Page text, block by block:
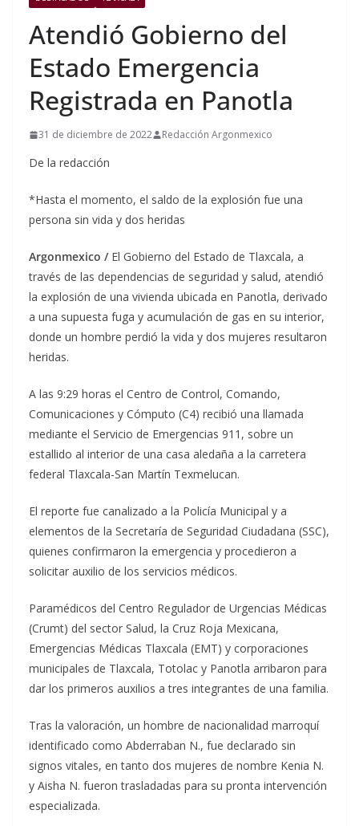
Atendió Gobierno del
Estado Emergencia
Registrada en Panotla
31 de diciembre de 2022 Redacción Argonmexico
De la redacción
*Hasta el momento, el saldo de la explosión fue una
persona sin vida y dos heridas
Argonmexico /El Gobierno del Estado de Tlaxcala, a
través de las dependencias de seguridad y salud, atendió
la explosión de una vivienda ubicada en Panotla, derivado
a una supuesta fuga y acumulación de gas en su interior,
donde un hombre perdió la vida y dos mujeres resultaron
heridas.
A las 9:29 horas el Centro de Control, Comando,
Comunicaciones y Cómputo (C4) recibió una llamada
mediante el Servicio de Emergencias 911, sobre un
estallido al interior de una casa aledaña a la carretera
federal Tlaxcala-San Martín Texmelucan.
El reporte fue canalizado a la Policía Municipal y a
elementos de la Secretaría de Seguridad Ciudadana (SSC),
quienes confirmaron la emergencia y procedieron a
solicitar auxilio de los servicios médicos.
Paramédicos del Centro Regulador de Urgencias Médicas
(Crumt) del sector Salud, la Cruz Roja Mexicana,
Emergencias Médicas Tlaxcala (EMT) y corporaciones
municipales de Tlaxcala, Totolac y Panotla arribaron para
dar los primeros auxilios a tres integrantes de una familia.
Tras la valoración, un hombre de nacionalidad marroquí
identificado como Abderraban N., fue declarado sin
signos vitales, en tanto dos mujeres de nombre Kenia N.
y Aisha N. fueron trasladadas para su pronta intervención
especializada.